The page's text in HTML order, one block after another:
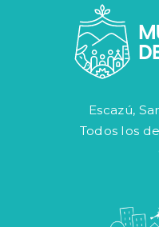
Escazú,
Todos los